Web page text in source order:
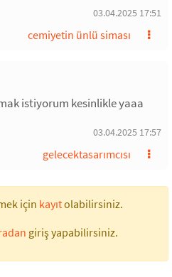
03.04.2025 17:51
cemiyetin ünlü siması
istiyorum kesinlikle yaaa
03.04.2025 17:57
gelecektasarımcısı
için kayıtolabilirsiniz.
giriş yapabilirsiniz.